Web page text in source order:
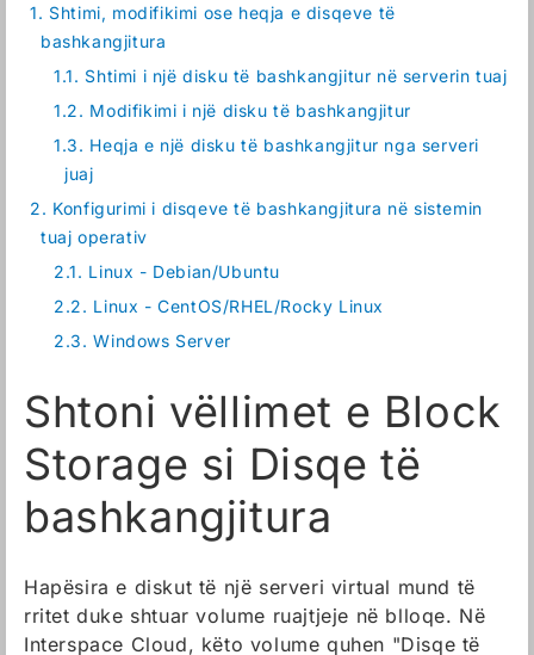
1. Shtimi, modifikimi ose heqja e disqeve të
bashkangjitura
1.1. Shtimi i një disku të bashkangjitur në serverin tuaj
1.2. Modifikimi i një disku të bashkangjitur
1.3. Heqja e një disku të bashkangjitur nga serveri
juaj
2. Konfigurimi i disqeve të bashkangjitura në sistemin
tuaj operativ
2.1. Linux - Debian/Ubuntu
2.2. Linux - CentOS/RHEL/Rocky Linux
2.3. Windows Server
Shtoni vëllimet e Block
Storage si Disqe të
bashkangjitura
Hapësira e diskut të një serveri virtual mund të
rritet duke shtuar volume ruajtjeje në blloqe. Në
Interspace Cloud, këto volume quhen "Disqe të